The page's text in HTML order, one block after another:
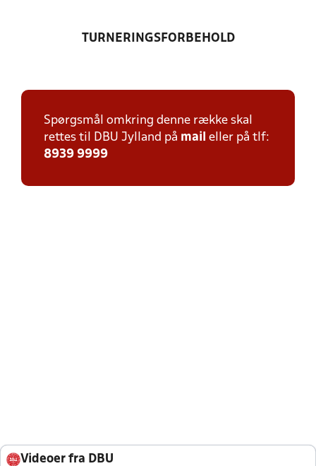
TURNERINGSFORBEHOLD
Spørgsmål omkring denne række skal
rettes til DBU Jylland på mail eller på tlf:
8939 9999
Videoer fra DBU